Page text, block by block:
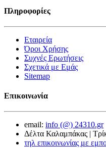
Πληροφορίες
Εταιρεία
Όροι Χρήσης
Συχνές Ερωτήσεις
Σχετικά με Εμάς
Sitemap
Επικοινωνία
email: info (@) 24310.gr
Δέλτα Καλαμπάκας |
τηλ επικοινωνίας με